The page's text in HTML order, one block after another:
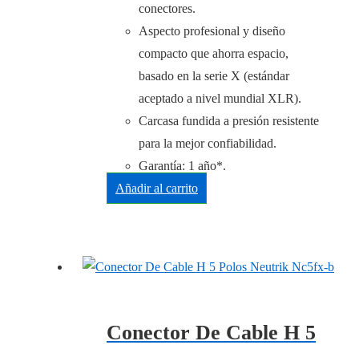
conectores.
Aspecto profesional y diseño
compacto que ahorra espacio,
basado en la serie X (estándar
aceptado a nivel mundial XLR).
Carcasa fundida a presión resistente
para la mejor confiabilidad.
Garantía: 1 año*.
Añadir al carrito
Conector De Cable H 5